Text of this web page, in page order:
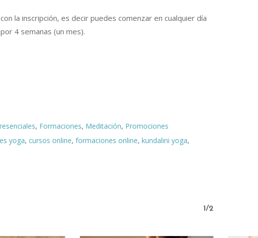
la inscripción, es decir puedes comenzar en cualquier día
4 semanas (un mes).
, Formaciones, Meditación, Promociones
yoga, cursos online, formaciones online, kundalini yoga,
1/2